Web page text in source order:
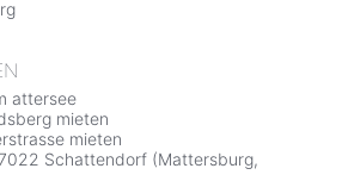
attersee
mieten
mieten
Schattendorf (Mattersburg,